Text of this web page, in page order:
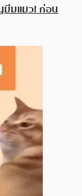
มีมแมว! ก่อน